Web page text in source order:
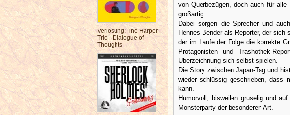
Verlosung: The Harper
Trio - Dialogue of
Thoughts
von Querbezügen, doch auch für alle
großartig.
Dabei sorgen die Sprecher und
Hennes Bender als Reporter, der sich
der im Laufe der Folge die korrekte
Protagonisten und Trashothek-
Überzeichnung sich selbst spielen.
Die Story zwischen Japan-Tag und
wieder schlüssig geschrieben, dass
kann.
Humorvoll, bisweilen gruselig und
Monsterparty der besonderen Art.